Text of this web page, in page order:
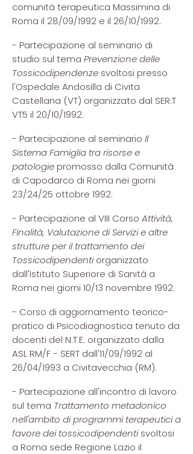
comunità terapeutica Massimina di
Roma il 28/09/1992 e il 26/10/1992.
- Partecipazione al seminario di
studio sul tema Prevenzione delle
Tossicodipendenze svoltosi presso
l'Ospedale Andosilla di Civita
Castellana (VT) organizzato dal SER.T
VT5 il 20/10/1992.
- Partecipazione al seminario Il
Sistema Famiglia tra risorse e
patologiepromosso dalla Comunità
di Capodarco di Roma nei giorni
23/24/25 ottobre 1992.
- Partecipazione al VIII Corso Attività,
Finalità, Valutazione di Servizi e altre
strutture per il trattamento dei
Tossicodipendentiorganizzato
dall'Istituto Superiore di Sanità a
Roma nei giorni 10/13 novembre 1992.
- Corso di aggiornamento teorico-
pratico di Psicodiagnostica tenuto da
docenti del N.T.E. organizzato dalla
ASL RM/F - SERT dall'11/09/1992 al
26/04/1993 a Civitavecchia (RM).
- Partecipazione all'incontro di lavoro
sul tema Trattamento metadonico
nell'ambito di programmi terapeutici a
favore dei tossicodipendentisvoltosi
a Roma sede Regione Lazio il